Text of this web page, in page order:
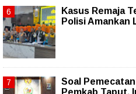
Kasus Remaja
Polisi Amankan
Soal